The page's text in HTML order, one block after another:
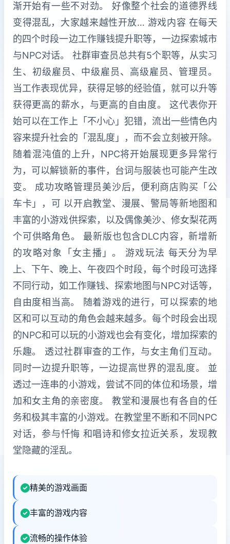
渐开始有一些不对劲。 好像整个社会的道德界线
变得混乱，大家越来越性开放… 游戏内容 在每天
的四个时段一边工作赚钱提升职等，一边探索城市
与NPC对话。 社群审查员总共有5个职等，从实习
生、初级雇员、中级雇员、高级雇员、管理员。
当工作表现优异，获得足够的经验值，就可以升等
获得更高的薪水，与更高的自由度。 这代表你开
始可以在工作上「不小心」犯错，流出一些情色内
容来提升社会的「混乱度」，而不会立刻被开除。
随着混沌值的上升，NPC将开始展现更多异常行
为，可以解锁新的事件，台词与服装也可能产生改
变。 成功攻略管理员美沙后，便利商店购买「公
车卡」，可 以开启教堂、漫展、警局等新地图和
丰富的小游戏供探索，以及偶像美沙、修女梨花两
个可供略角色。 最新版也包含DLC内容，新增新
的攻略对象「女主播」。 游戏玩法 每天分为早
上、下午、晚上、午夜四个时段，每个时段可选择
不同行动，如工作赚钱、探索地图与NPC对话等，
自由度相当高。 随着游戏的进行，可以探索的地
区和可以互动的角色会越来越多。每个时段会出现
的NPC和可以玩的小游戏也会有变化，增加探索的
乐趣。 透过社群审查的工作，与女主角们互动。
同时一边提升职等，一边提高世界的混乱度。 並
透过一连串的小游戏，尝试不同的体位和场景，增
加和女主角的亲密度。 教堂和漫展也有各自的任
务和极其丰富的小游戏。在教堂里不断和不同NPC
对话，参与忏悔 和唱诗和修女拉近关系，发现教
堂隐藏的淫乱。
精美的游戏画面
丰富的游戏内容
流畅的操作体验